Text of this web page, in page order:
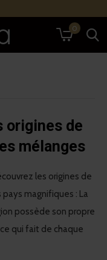
0
origines de
mélanges
les origines de
magnifiques : La
possède son propre
qui fait de chaque